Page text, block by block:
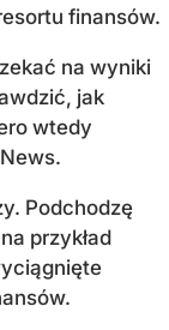
finansów.
na wyniki
jak
wtedy
Podchodzę
przykład